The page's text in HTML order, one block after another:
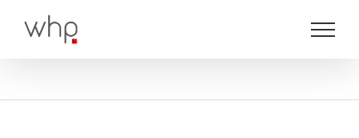
Inhalt